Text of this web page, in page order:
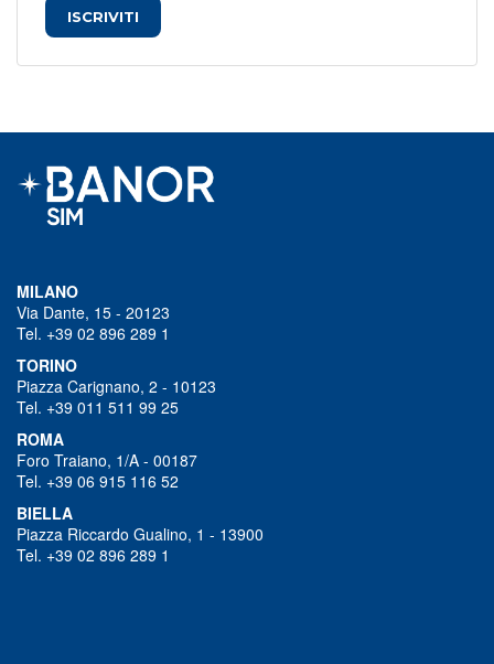
ISCRIVITI
MILANO
Via Dante, 15 - 20123
Tel. +39 02 896 289 1
TORINO
Piazza Carignano, 2 - 10123
Tel. +39 011 511 99 25
ROMA
Foro Traiano, 1/A - 00187
Tel. +39 06 915 116 52
BIELLA
Piazza Riccardo Gualino, 1 - 13900
Tel. +39 02 896 289 1